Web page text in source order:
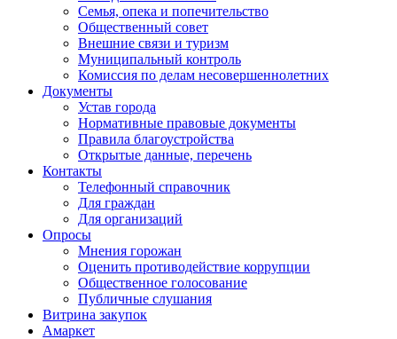
Семья, опека и попечительство
Общественный совет
Внешние связи и туризм
Муниципальный контроль
Комиссия по делам несовершеннолетних
Документы
Устав города
Нормативные правовые документы
Правила благоустройства
Открытые данные, перечень
Контакты
Телефонный справочник
Для граждан
Для организаций
Опросы
Мнения горожан
Оценить противодействие коррупции
Общественное голосование
Публичные слушания
Витрина закупок
Амаркет